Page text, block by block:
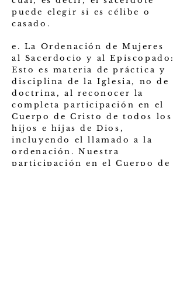
puede elegir si es célibe o
casado.
e. La Ordenación de Mujeres
al Sacerdocio y al Episcopado:
Esto es materia de práctica y
disciplina de la Iglesia, no de
doctrina, al reconocer la
completa participación en el
Cuerpo de Cristo de todos los
hijos e hijas de Dios,
incluyendo el llamado a la
ordenación. Nuestra
participación en el Cuerpo de